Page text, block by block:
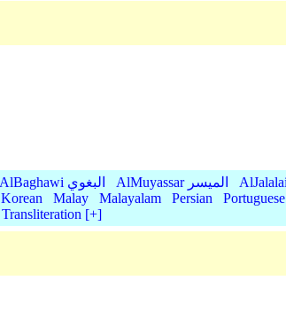
AlBaghawi البغوي AlMuyassar الميسر
Korean Malay Malayalam Persian Portuguese
Transliteration [+]